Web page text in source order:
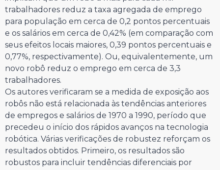
trabalhadores reduz a taxa agregada de emprego
para população em cerca de 0,2 pontos percentuais
e os salários em cerca de 0,42% (em comparação com
seus efeitos locais maiores, 0,39 pontos percentuais e
0,77%, respectivamente). Ou, equivalentemente, um
novo robô reduz o emprego em cerca de 3,3
trabalhadores.
Os autores verificaram se a medida de exposição aos
robôs não está relacionada às tendências anteriores
de empregos e salários de 1970 a 1990, período que
precedeu o início dos rápidos avanços na tecnologia
robótica. Várias verificações de robustez reforçam os
resultados obtidos. Primeiro, os resultados são
robustos para incluir tendências diferenciais por